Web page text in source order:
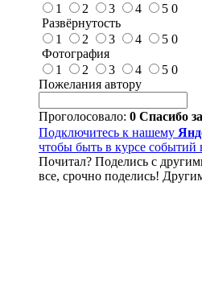
1
2 3 4 5 0
Развёрнутость
1
2 3 4 5 0
Фотография
1
2 3 4 5 0
Пожелания автору
Проголосовало: 0 Спасибо
Подключитесь к нашему
чтобы быть в курсе событий
Почитал? Поделись с
все, срочно поделись!